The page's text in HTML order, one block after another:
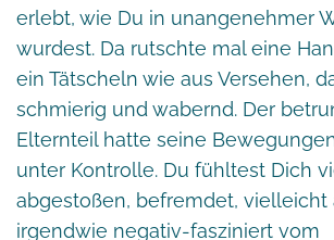
erlebt, wie Du in unangenehmer
wurdest. Da rutschte mal eine
ein Tätscheln wie aus Versehen,
schmierig und wabernd. Der
Elternteil hatte seine
unter Kontrolle. Du fühltest Dich
abgestoßen, befremdet, vielleicht
irgendwie negativ-fasziniert vom